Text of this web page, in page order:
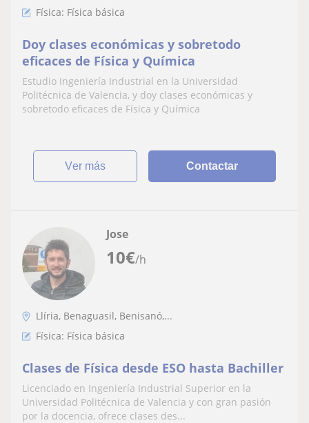
Física: Física básica
Doy clases económicas y sobretodo
eficaces de Física y Química
Estudio Ingeniería Industrial en la Universidad
Politécnica de Valencia, y doy clases económicas y
sobretodo eficaces de Física y Química
ver más Contactar
10€/h
Jose
Llíria, Benaguasil, Benisanó,...
Física: Física básica
Clases de Física desde ESO hasta Bachiller
Licenciado en Ingeniería Industrial Superior en la
Universidad Politécnica de Valencia y con gran pasión
por la docencia, ofrece clases des...